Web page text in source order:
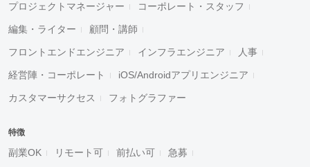
プロジェクトマネージャー コーポレート・スタッフ
編集・ライター 顧問・講師
フロントエンドエンジニア インフラエンジニア 人事
経営陣・コーポレート iOS/Androidアプリエンジニア
カスタマーサクセス フォトグラファー
特徴
副業OK リモート可 前払い可 急募